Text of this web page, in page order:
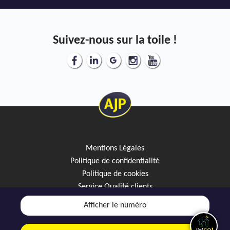
Afficher le numéro
Suivez-nous sur la toile !
Mentions Légales
Politique de confidentialité
Politique de cookies
Service Qualité clients
Créez votre alerte mail